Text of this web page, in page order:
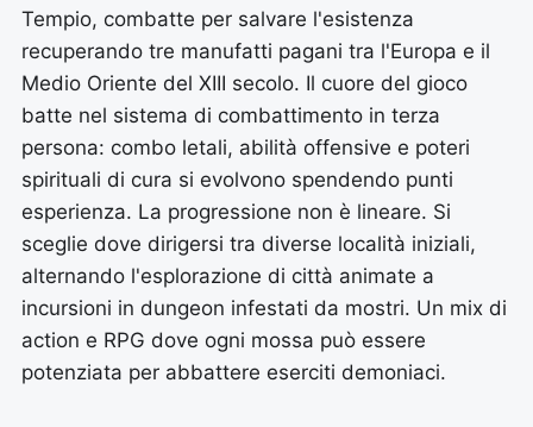
Tempio, combatte per salvare l'esistenza
recuperando tre manufatti pagani tra l'Europa e il
Medio Oriente del XIII secolo. Il cuore del gioco
batte nel sistema di combattimento in terza
persona: combo letali, abilità offensive e poteri
spirituali di cura si evolvono spendendo punti
esperienza. La progressione non è lineare. Si
sceglie dove dirigersi tra diverse località iniziali,
alternando l'esplorazione di città animate a
incursioni in dungeon infestati da mostri. Un mix di
action e RPG dove ogni mossa può essere
potenziata per abbattere eserciti demoniaci.